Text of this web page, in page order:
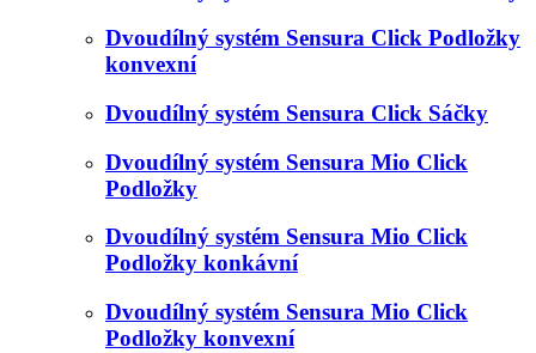
Dvoudílný systém Sensura Click Podložky
konvexní
Dvoudílný systém Sensura Click Sáčky
Dvoudílný systém Sensura Mio Click
Podložky
Dvoudílný systém Sensura Mio Click
Podložky konkávní
Dvoudílný systém Sensura Mio Click
Podložky konvexní